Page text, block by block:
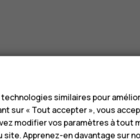
similaires pour
sur « Tout accepter », vous
modifier vos paramètres à tout
site. Apprenez-en davantage sur